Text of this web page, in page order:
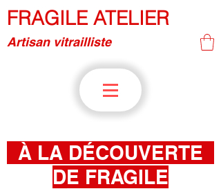
FRAGILE ATELIER
Artisan vitrailliste
À LA DÉCOUVERTE
DE FRAGILE